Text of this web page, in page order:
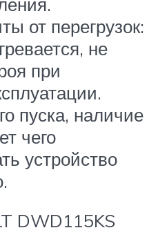
от перегрузок:
не
при
пуска, наличие
чего
устройство
DWD115KS